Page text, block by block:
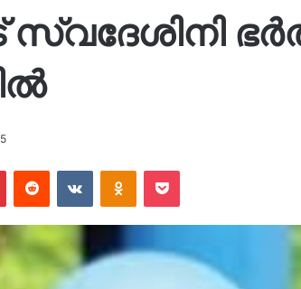
PinterestReddit VKontakteOdnoklassniki
Pocket